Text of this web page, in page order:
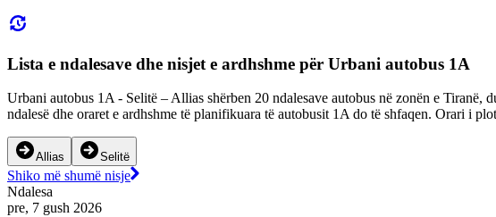
Lista e ndalesave dhe nisjet e ardhshme për Urbani autobus 1A
Urbani autobus 1A - Selitë – Allias shërben 20 ndalesave autobus në zonën e
ndalesë dhe oraret e ardhshme të planifikuara të autobusit 1A do të shfaqen. Orari i
Allias Selitë
Shiko më shumë nisje
Ndalesa
pre, 7 gush 2026